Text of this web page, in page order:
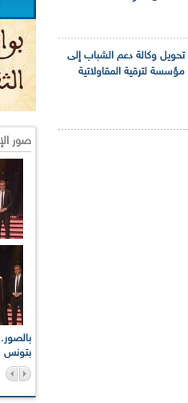
تحويل وكالة دعم الشباب إلى
مؤسسة لترقية المقاولاتية
صور
بتونس